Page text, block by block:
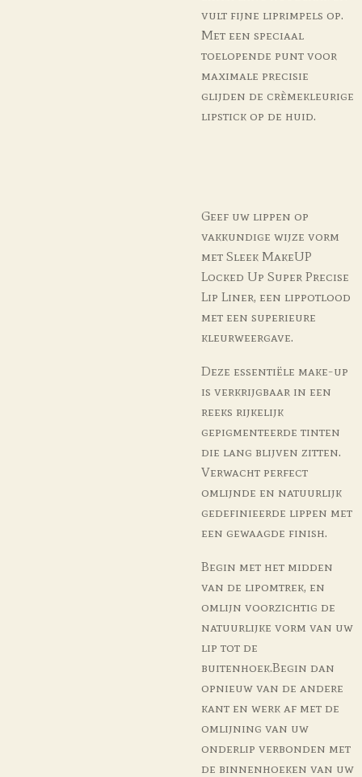
vult fijne liprimpels op.
Met een speciaal
toelopende punt voor
maximale precisie
glijden de crèmekleurige
lipstick op de huid.
Geef uw lippen op
vakkundige wijze vorm
met Sleek MakeUP
Locked Up Super Precise
Lip Liner, een lippotlood
met een superieure
kleurweergave.
Deze essentiële make-up
is verkrijgbaar in een
reeks rijkelijk
gepigmenteerde tinten
die lang blijven zitten.
Verwacht perfect
omlijnde en natuurlijk
gedefinieerde lippen met
een gewaagde finish.
Begin met het midden
van de lipomtrek, en
omlijn voorzichtig de
natuurlijke vorm van uw
lip tot de
buitenhoek.Begin dan
opnieuw van de andere
kant en werk af met de
omlijning van uw
onderlip verbonden met
de binnenhoeken van uw